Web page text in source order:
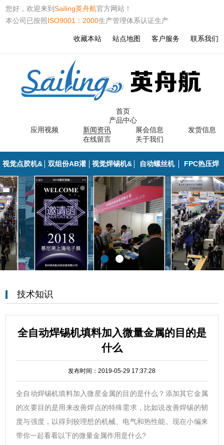
您好，欢迎来到Sailing英舟航官方网站！
本公司已按照ISO9001：2000生产管理体系认证生产
收藏本站 站点地图 客户服务 联系我们
首页
产品中心
应用视频
新闻资讯 展会信息
发货信息
在线留言
关于我们
视觉点胶机&
胶路检测
双组份AB灌
胶机
视觉焊锡机&
焊点检测
自动螺丝机
（锁付）
FPC热压焊
（哈巴机）
技术知识
全自动焊锡机填料加入微量金属的目的是
什么
发布时间：2019-05-29 17:37:28
全自动焊锡机填料加入微星金属的目的是什么？添加其它金属
的次要目的是用来改善焊点的特殊需求，比如说改善焊锡的韧
度与强度，以得到较理想的机械、电气和热性能。现在小编来
带你一起看看以下的微量金属作用是什么?